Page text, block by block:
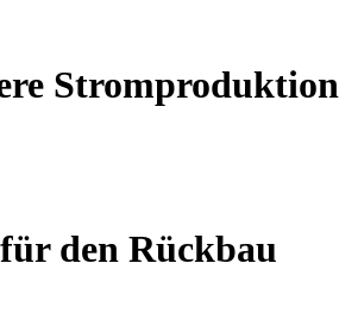
den Rückbau